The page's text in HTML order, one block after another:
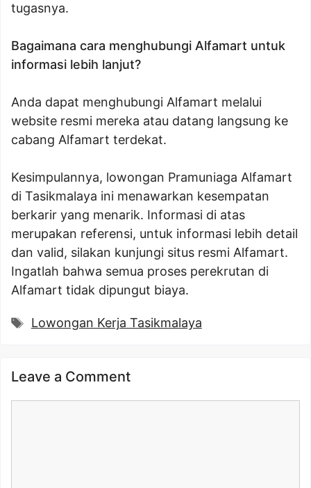
tugasnya.
Bagaimana cara menghubungi Alfamart untuk
informasi lebih lanjut?
Anda dapat menghubungi Alfamart melalui
website resmi mereka atau datang langsung ke
cabang Alfamart terdekat.
Kesimpulannya, lowongan Pramuniaga Alfamart
di Tasikmalaya ini menawarkan kesempatan
berkarir yang menarik. Informasi di atas
merupakan referensi, untuk informasi lebih detail
dan valid, silakan kunjungi situs resmi Alfamart.
Ingatlah bahwa semua proses perekrutan di
Alfamart tidak dipungut biaya.
Tags
Lowongan Kerja Tasikmalaya
Leave a Comment